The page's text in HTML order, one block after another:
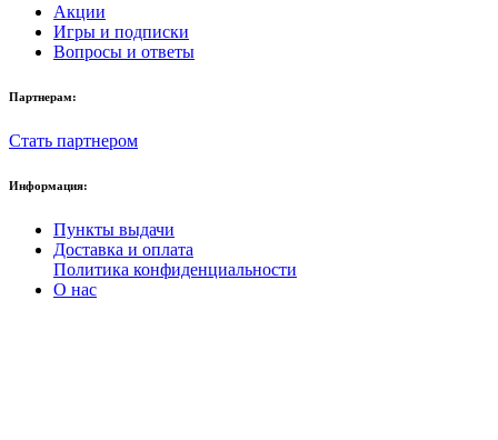
Акции
Игры и подписки
Вопросы и ответы
Партнерам:
Стать партнером
Информация:
Пункты выдачи
Доставка и оплата
Политика конфиденциальности
О нас